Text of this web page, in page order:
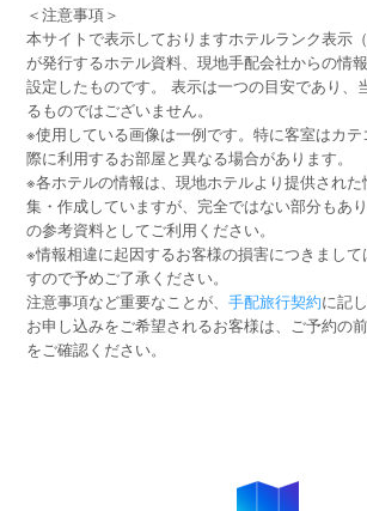
＜注意事項＞
本サイトで表示しておりますホテルランク表示
が発行するホテル資料、現地手配会社からの情
設定したものです。 表示は一つの目安であり、
るものではございません。
※使用している画像は一例です。特に客室はカ
際に利用するお部屋と異なる場合があります。
※各ホテルの情報は、現地ホテルより提供され
集・作成していますが、完全ではない部分もあ
の参考資料としてご利用ください。
※情報相違に起因するお客様の損害につきまして
すので予めご了承ください。
注意事項など重要なことが、手配旅行契約に記
お申し込みをご希望されるお客様は、ご予約の
をご確認ください。